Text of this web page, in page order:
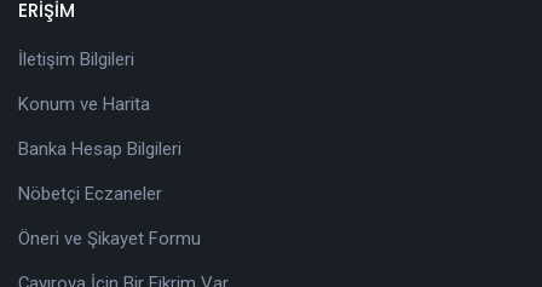
ERİŞİM
İletişim Bilgileri
Konum ve Harita
Banka Hesap Bilgileri
Nöbetçi Eczaneler
Öneri ve Şikayet Formu